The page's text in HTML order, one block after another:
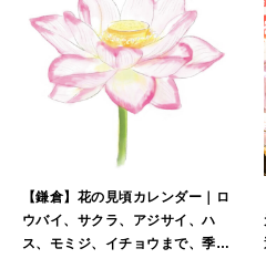
【鎌倉】花の見頃カレンダー｜ロ
ウバイ、サクラ、アジサイ、ハ
ス、モミジ、イチョウまで、季節